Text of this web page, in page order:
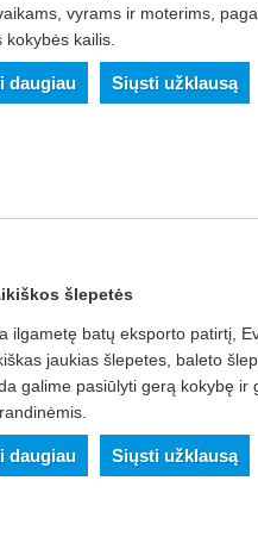
vyrams ir moterims,
kokybės kailis.
daugiau Siųsti užklausą
šlepetės
ilgametę batų eksporto patirtį,
jaukias šlepetes, baleto
galime pasiūlyti gerą kokybę
daugiau Siųsti užklausą